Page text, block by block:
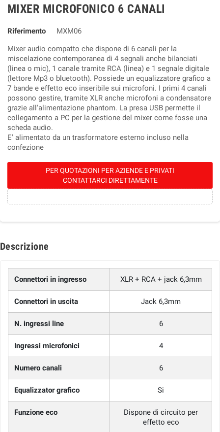
MIXER MICROFONICO 6 CANALI
Riferimento
MXM06
Mixer audio compatto che dispone di 6 canali per la
miscelazione contemporanea di 4 segnali anche bilanciati
(linea o mic), 1 canale tramite RCA (linea) e 1 segnale digitale
(lettore Mp3 o bluetooth). Possiede un equalizzatore grafico a
7 bande e effetto eco inseribile sui microfoni. I primi 4 canali
possono gestire, tramite XLR anche microfoni a condensatore
grazie all'alimentazione phantom. La presa USB permette il
collegamento a PC per la gestione del mixer come fosse una
scheda audio.
E' alimentato da un trasformatore esterno incluso nella
confezione
PER QUOTAZIONI PER AZIENDE E PRIVATI
CONTATTARCI DIRETTAMENTE
Descrizione
Connettori in ingresso XLR + RCA + jack 6,3mm
Connettori in uscita Jack 6,3mm
N. ingressi line 6
Ingressi microfonici 4
Numero canali 6
Equalizzator grafico Si
Funzione eco
Dispone di circuito per
effetto eco